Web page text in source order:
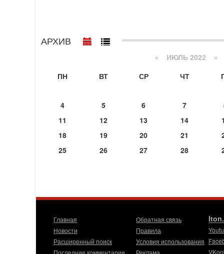
АРХИВ
« ИЮЛЬ 2022 »
ПН
ВТ СР ЧТ
4
5 6 7
11
12 13 14
18
19 20 21
25
26 27 28
Главная
Новости
Расширенный поиск
Последние комментарии
Обратная связь
Правила
Условия использования
Реклама